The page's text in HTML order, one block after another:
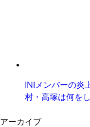
INIメンバーの炎
村・高塚は何を
アーカイブ